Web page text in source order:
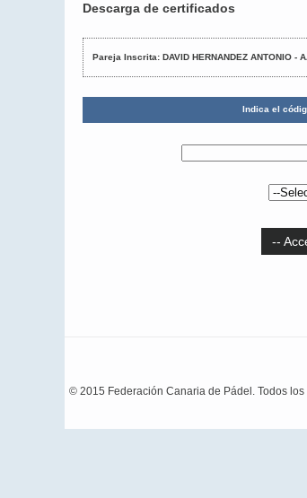
Descarga de certificados
Pareja Inscrita: DAVID HERNANDEZ ANTONIO -
Indica el
--
© 2015 Federación Canaria de Pádel. Todos los